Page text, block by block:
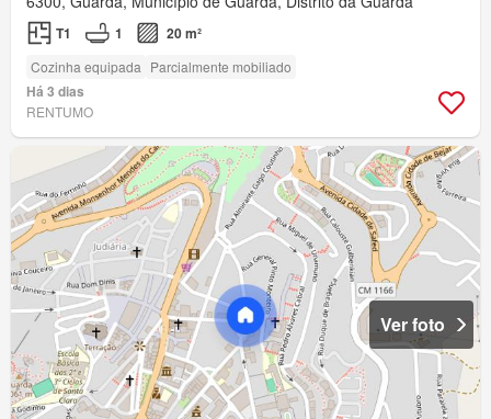
T1 1 20 m²
Cozinha equipada Parcialmente mobiliado
Há 3 dias
RENTUMO
Ver foto